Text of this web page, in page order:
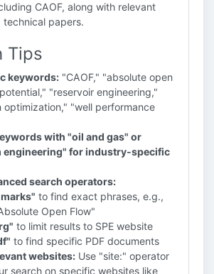
CAOF, along with relevant
technical papers.
Tips
keywords: "CAOF," "absolute open
"reservoir engineering,"
optimization," "well performance
with "oil and gas" or
engineering" for industry-specific
search operators:
to find exact phrases, e.g.,
Open Flow"
to limit results to SPE website
to find specific PDF documents
websites: Use "site:" operator
search on specific websites like